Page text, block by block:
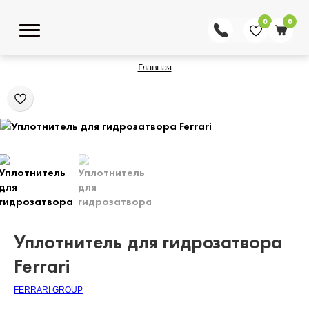
0 0
Главная
Уплотнитель для гидрозатвора
Ferrari
FERRARI GROUP